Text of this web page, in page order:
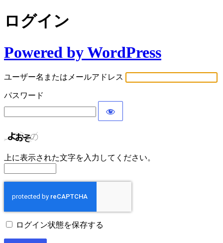
ログイン
Powered by WordPress
ユーザー名またはメールアドレス
パスワード
上に表示された文字を入力してください。
ログイン状態を保存する